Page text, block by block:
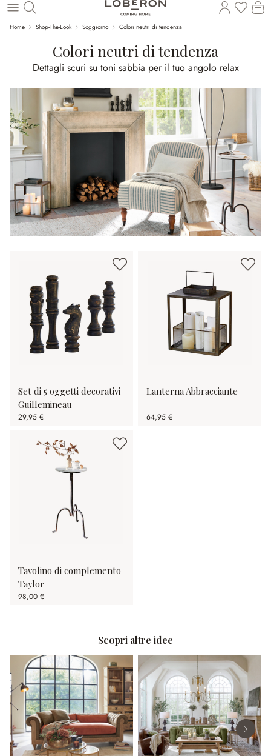
Torna al contenuto principale
Hai 0Il
Home Shop-The-Look Soggiorno Colori neutri di tendenza
Colori neutri di tendenza
Dettagli scuri su toni sabbia per il tuo angolo relax
Set di 5 oggetti decorativi
Guillemineau
29,95 €
Lanterna Abbracciante
64,95 €
Tavolino di complemento
Taylor
98,00 €
Scopri altre idee